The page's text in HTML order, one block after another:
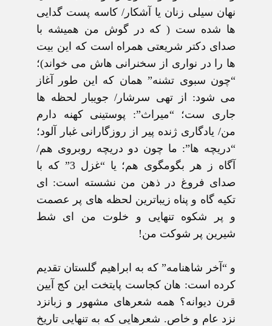
نهان سيلی زنان يا آشکار/ کاسه پست گدايی
ها شده ست ( که در گوش من هميشه با
صدای دکتر شريعتی همراه است که اين بيت
ها را در نواری از سخنرانی هاش می خواند)؛
“چون سبوی تشنه” همان که اين طور آغاز
می شود: از تهی سرشار/ جويبار لحظه ها
جاری ست؛ “ميراث”: پوستينی کهنه دارم
من/ يادگاری ژنده پير از روزگارانی غبار آلود؛
“دريچه ها”: ما چون دو دريچه روبروی هم/
آگاه ز هر بگومگوی هم؛ يا “غزل 3” که با
صدای فروغ در ذهن من نشسته است: ای
تکيه گاه و پناه زيباترين لحظه های پر عصمت
و پر شکوه تنهايی و خلوت من ای شط
شيرين پر شوکت من!
و “آخر شاهنامه” که به ابراهيم گلستان تقديم
کرده است: هان کجاست پايتخت اين کج آيين
قرن ديوانه؟ همه شعرهای مشهور و زبانزد
نزد عام و خاص. شعرهايی که به تنهايی تاريخ